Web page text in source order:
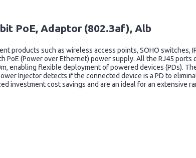
PoE, Adaptor (802.3af), Alb
products such as wireless access points, SOHO switches,
PoE (Power over Ethernet) power supply. All the RJ45
enabling flexible deployment of powered devices (PDs).
Injector detects if the connected device is a PD to
investment cost savings and are an ideal for an extensive